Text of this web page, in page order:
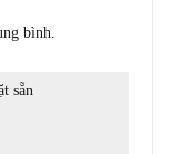
bình.
sẵn